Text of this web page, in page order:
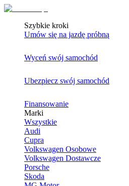
Szybkie kroki
Umów się na jazdę próbną
Wyceń swój samochód
Ubezpiecz swój samochód
Finansowanie
Marki
Wszystkie
Audi
Cupra
Volkswagen Osobowe
Volkswagen Dostawcze
Porsche
Skoda